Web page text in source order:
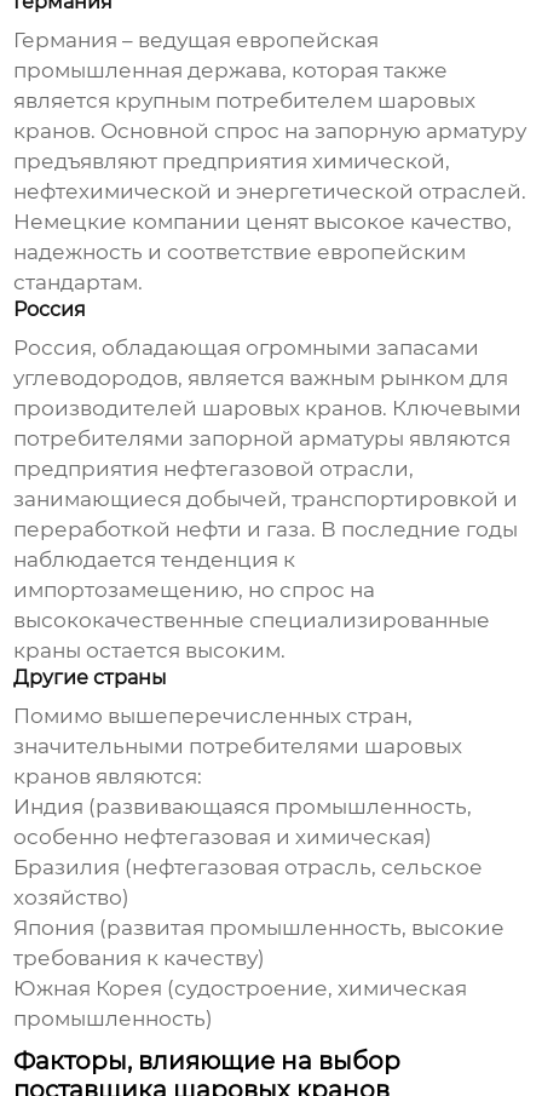
Германия – ведущая европейская
промышленная держава, которая также
является крупным потребителем шаровых
кранов. Основной спрос на запорную арматуру
предъявляют предприятия химической,
нефтехимической и энергетической отраслей.
Немецкие компании ценят высокое качество,
надежность и соответствие европейским
стандартам.
Россия
Россия, обладающая огромными запасами
углеводородов, является важным рынком для
производителей шаровых кранов. Ключевыми
потребителями запорной арматуры являются
предприятия нефтегазовой отрасли,
занимающиеся добычей, транспортировкой и
переработкой нефти и газа. В последние годы
наблюдается тенденция к
импортозамещению, но спрос на
высококачественные специализированные
краны остается высоким.
Другие страны
Помимо вышеперечисленных стран,
значительными потребителями шаровых
кранов являются:
Индия (развивающаяся промышленность,
особенно нефтегазовая и химическая)
Бразилия (нефтегазовая отрасль, сельское
хозяйство)
Япония (развитая промышленность, высокие
требования к качеству)
Южная Корея (судостроение, химическая
промышленность)
Факторы, влияющие на выбор